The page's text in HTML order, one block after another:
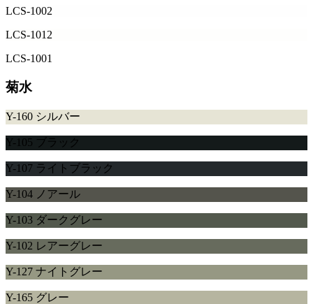
LCS-1002
LCS-1012
LCS-1001
菊水
Y-160 シルバー
Y-105 ブラック
Y-107 ライトブラック
Y-104 ノアール
Y-103 ダークグレー
Y-102 レアーグレー
Y-127 ナイトグレー
Y-165 グレー